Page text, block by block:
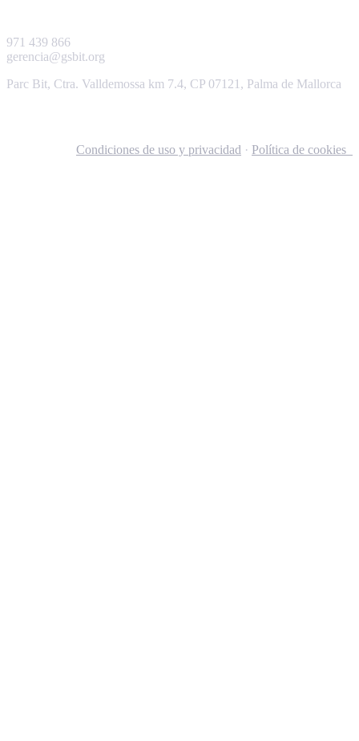
971 439 866
gerencia@gsbit.org
Parc Bit, Ctra. Valldemossa km 7.4, CP 07121, Palma de Mallorca
Condiciones de uso y privacidad · Política de cookies